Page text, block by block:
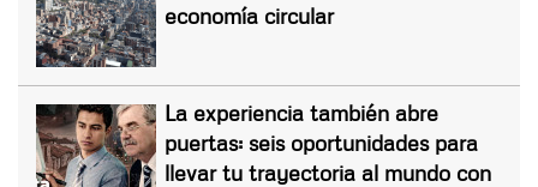
economía circular
La experiencia también abre
puertas: seis oportunidades para
llevar tu trayectoria al mundo con